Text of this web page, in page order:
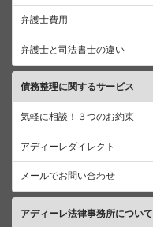
弁護士費用
弁護士と司法書士の違い
債務整理に関するサービス
気軽に相談！３つのお約束
アディーレダイレクト
メールでお問い合わせ
アディーレ法律事務所について